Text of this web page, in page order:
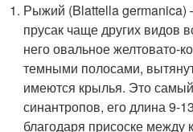
Рыжий (Blattella germanica)
прусак чаще других видов
него овальное желтовато-
темными полосами,
имеются крылья. Это
синантропов, его длина 9-
благодаря присоске между